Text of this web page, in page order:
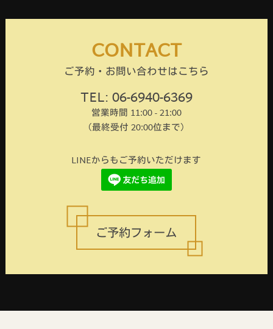
CONTACT
ご予約・お問い合わせはこちら
TEL: 06-6940-6369
営業時間 11:00 - 21:00
（最終受付 20:00位まで）
LINEからもご予約いただけます
ご予約フォーム